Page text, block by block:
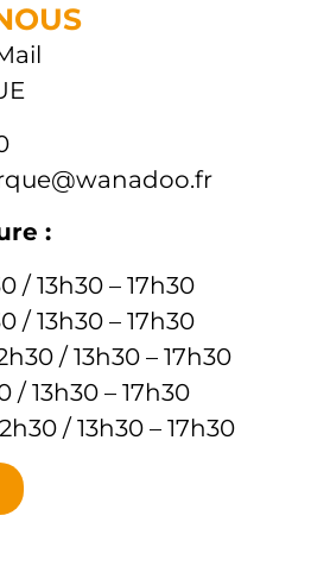
:
/ 13h30 – 17h30
/ 13h30 – 17h30
/ 13h30 – 17h30
/ 13h30 – 17h30
/ 13h30 – 17h30